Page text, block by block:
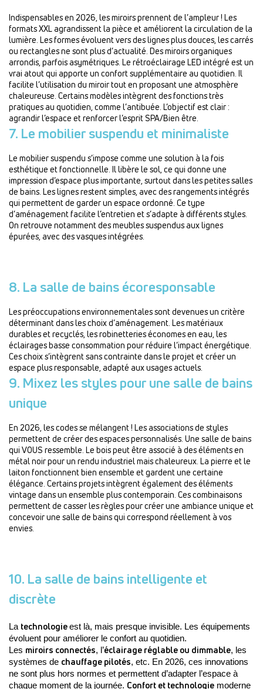
Indispensables en 2026, les miroirs prennent de l’ampleur ! Les
formats XXL agrandissent la pièce et améliorent la circulation de la
lumière. Les formes évoluent vers des lignes plus douces, les carrés
ou rectangles ne sont plus d’actualité. Des miroirs organiques
arrondis, parfois asymétriques. Le rétroéclairage LED intégré est un
vrai atout qui apporte un confort supplémentaire au quotidien. Il
facilite l’utilisation du miroir tout en proposant une atmosphère
chaleureuse. Certains modèles intègrent des fonctions très
pratiques au quotidien, comme l’antibuée. L’objectif est clair :
agrandir l’espace et renforcer l’esprit SPA/Bien être.
7. Le mobilier suspendu et minimaliste
Le mobilier suspendu s’impose comme une solution à la fois
esthétique et fonctionnelle. Il libère le sol, ce qui donne une
impression d’espace plus importante, surtout dans les petites salles
de bains. Les lignes restent simples, avec des rangements intégrés
qui permettent de garder un espace ordonné. Ce type
d’aménagement facilite l’entretien et s’adapte à différents styles.
On retrouve notamment des meubles suspendus aux lignes
épurées, avec des vasques intégrées.
8. La salle de bains écoresponsable
Les préoccupations environnementales sont devenues un critère
déterminant dans les choix d’aménagement. Les matériaux
durables et recyclés, les robinetteries économes en eau, les
éclairages basse consommation pour réduire l’impact énergétique.
Ces choix s’intègrent sans contrainte dans le projet et créer un
espace plus responsable, adapté aux usages actuels.
9. Mixez les styles pour une salle de bains
unique
En 2026, les codes se mélangent ! Les associations de styles
permettent de créer des espaces personnalisés. Une salle de bains
qui VOUS ressemble. Le bois peut être associé à des éléments en
métal noir pour un rendu industriel mais chaleureux. La pierre et le
laiton fonctionnent bien ensemble et gardent une certaine
élégance. Certains projets intègrent également des éléments
vintage dans un ensemble plus contemporain. Ces combinaisons
permettent de casser les règles pour créer une ambiance unique et
concevoir une salle de bains qui correspond réellement à vos
envies.
10. La salle de bains intelligente et
discrète
La technologie est là, mais presque invisible. Les équipements
évoluent pour améliorer le confort au quotidien.
Les miroirs connectés, l’éclairage réglable ou dimmable, les
systèmes de chauffage pilotés, etc. En 2026, ces innovations
ne sont plus hors normes et permettent d’adapter l’espace à
chaque moment de la journée. Confort et technologie moderne